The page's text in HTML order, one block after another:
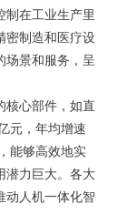
制在工业生产里
密制造和医疗设
场景和服务，呈
心部件，如直
元，年均增速
能够高效地实
潜力巨大。各大
动人机一体化智